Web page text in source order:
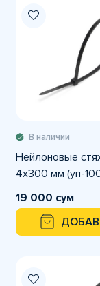
В наличии
Нейлоновые
4х300 мм (уп-
19 000 сум